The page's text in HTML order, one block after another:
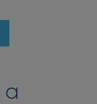
a